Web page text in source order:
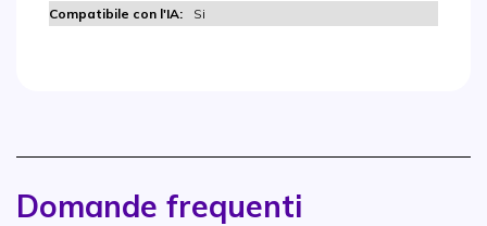
Si
Domande frequenti